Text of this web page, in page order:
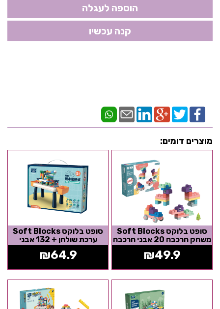
מוצרים דומים:
סופט בלוקס Soft Blocks
משחק הרכבה 20 אבני הרכבה
גמישות
₪49.9
סופט בלוקס Soft Blocks
ערכת שולחן + 132 אבני
הרכבה קשיחות
₪64.9